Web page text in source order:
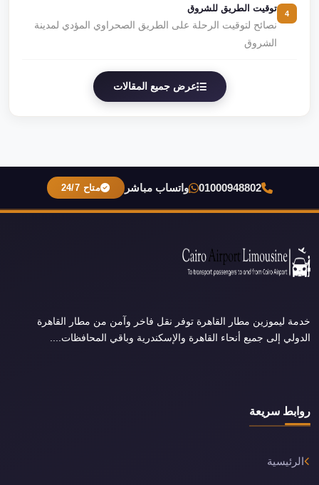
توقيت الطريق للشروق
نصائح لتوقيت الرحلة على الطريق الصحراوي المؤدي لمدينة
الشروق
عرض جميع المقالات
01000948802 واتساب مباشر متاح 24/7
خدمة ليموزين مطار القاهرة توفر نقل فاخر وآمن من مطار القاهرة
الدولي إلى جميع أنحاء القاهرة والإسكندرية وباقي المحافظات....
روابط سريعة
الرئيسية